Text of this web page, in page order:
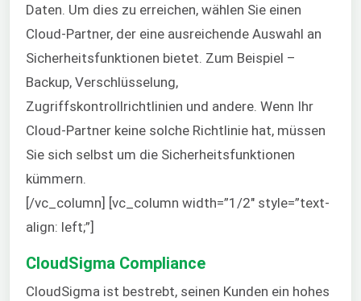
Daten. Um dies zu erreichen, wählen Sie einen
Cloud-Partner, der eine ausreichende Auswahl an
Sicherheitsfunktionen bietet. Zum Beispiel –
Backup, Verschlüsselung,
Zugriffskontrollrichtlinien und andere. Wenn Ihr
Cloud-Partner keine solche Richtlinie hat, müssen
Sie sich selbst um die Sicherheitsfunktionen
kümmern.
[/vc_column] [vc_column width=”1/2″ style=”text-
align: left;”]
CloudSigma Compliance
CloudSigma ist bestrebt, seinen Kunden ein hohes